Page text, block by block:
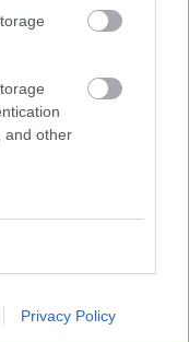
and other
Privacy Policy
készült, Keleti
Páger
A Villa
Jean-Paul
magyar
a színházaknak,